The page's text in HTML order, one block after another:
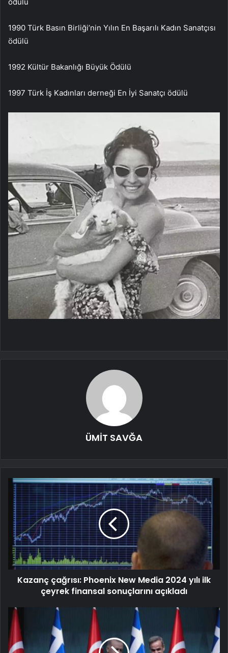
1990 Türk Basın Birliği’nin Yılın En Başarılı Kadın Sanatçısı
ödülü
1992 Kültür Bakanlığı Büyük Ödülü
1997 Türk İş Kadınları derneği En İyi Sanatçı ödülü
ÜMİT SAVĞA
Kazanç çağrısı: Phoenix New Media 2024 yılı ilk
çeyrek finansal sonuçlarını açıkladı